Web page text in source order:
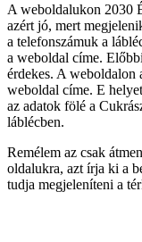
A weboldalukon 2030
azért jó, mert
a telefonszámuk a
a weboldal címe.
érdekes. A weboldalon
weboldal címe. E
az adatok fölé a
láblécben.
Remélem az csak
oldalukra, azt írja ki a
tudja megjeleníteni a